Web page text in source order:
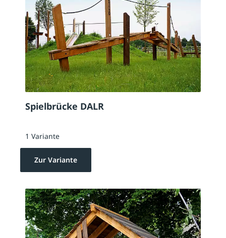
Spielbrücke DALR
1 Variante
Zur Variante